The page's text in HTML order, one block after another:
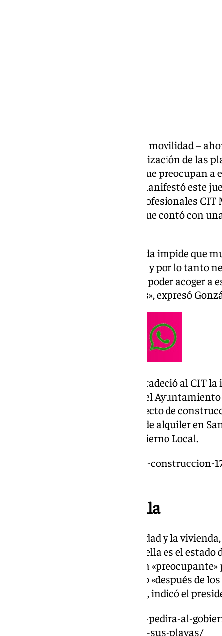
El problema de la vivienda, de la movilidad –
– o la estabilización de las
los que se enfrenta Marbella y que preocupan
municipio costasoleño. Así lo manifestó este
Asociación de Empresarios y Profesionales CIT
durante el almuerzo de socios que contó con
«El cierre de la carretera de Ronda impide que
llegar cómodamente a la ciudad y por lo tanto
en la ciudad para precisamente poder acoger a
tengan que venir desde tan lejos», expresó
Por su parte, Ángeles Muñoz agradeció al CIT
ponencia recordó el «esfuerzo del
vivienda», en referencia al proyecto de
protección pública en régimen de alquiler en
este martes por la Junta de Gobierno Local.
https://www.101tv.es/aprobada-construccion-
Las aristas de Marbella
Además del problema de movilidad y la
empresarios turísticos de Marbella es el
según indicó González. Un tema
turístico de la ciudad, sobre todo «después de
temporales de este último mes», indicó el
https://www.101tv.es/marbella-pedira-al-
euros-para-la-estabilizacion-de-sus-playas/